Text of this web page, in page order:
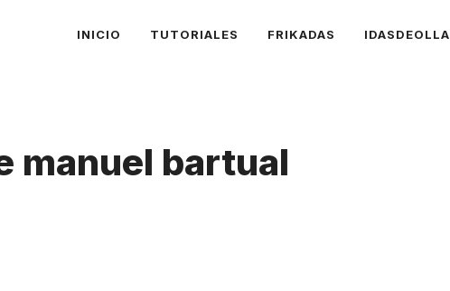
INICIO TUTORIALES FRIKADAS IDASDEOLLA
manuel bartual